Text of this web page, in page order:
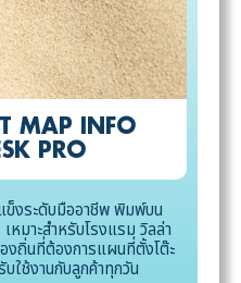
MAP INFO
PRO
งระดับมืออาชีพ พิมพ์บน
มาะสำหรับโรงแรม วิลล่า
งถิ่นที่ต้องการแผนที่ตั้งโต๊ะ
ใช้งานกับลูกค้าทุกวัน